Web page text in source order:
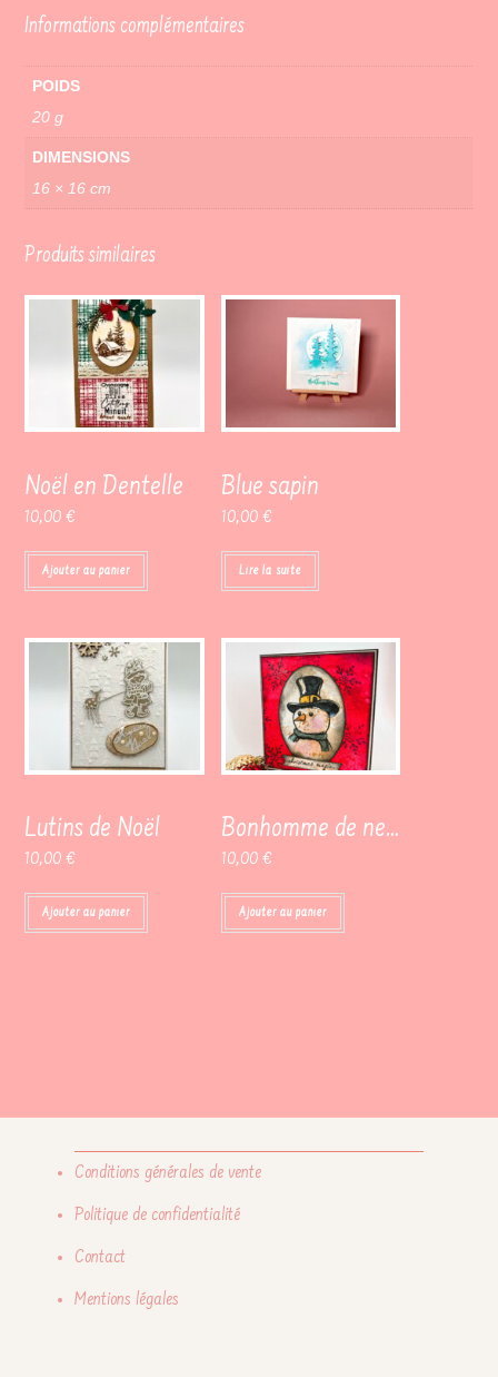
Informations complémentaires
POIDS
20 g
DIMENSIONS
16 × 16 cm
Produits similaires
Noël en Dentelle
10,00€
Ajouter au panier
Blue sapin
10,00 €
Lire la suite
Lutins de Noël
10,00€
Ajouter au panier
Bonhomme de neige classe
10,00 €
Ajouter au panier
Conditions générales de vente
Politique de confidentialité
Contact
Mentions légales